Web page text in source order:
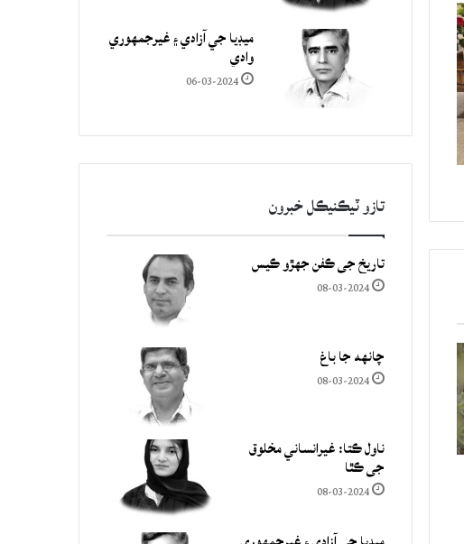
ميڊيا جي آزادي ۽ غيرجمھوري
وادي
06-03-2024
تازو ٽيڪنيڪل خبرون
تاريخ جي ڪفن جھڙو ڪيس
08-03-2024
چانهه جا باغ
08-03-2024
ناول ڪتا: غيرانساني مخلوق
جي ڪٿا
08-03-2024